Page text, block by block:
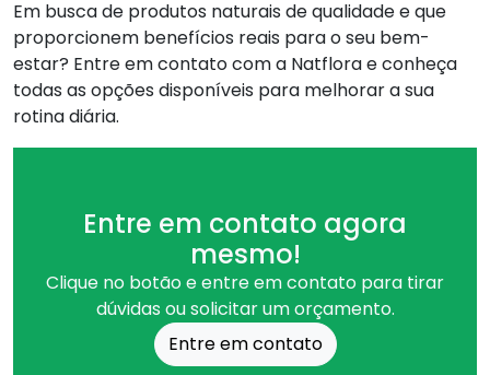
Em busca de produtos naturais de qualidade e que
proporcionem benefícios reais para o seu bem-
estar? Entre em contato com a Natflora e conheça
todas as opções disponíveis para melhorar a sua
rotina diária.
Entre em contato agora
mesmo!
Clique no botão e entre em contato para tirar
dúvidas ou solicitar um orçamento.
Entre em contato